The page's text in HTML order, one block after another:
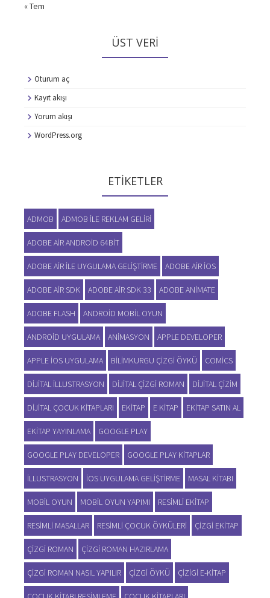
« Tem
ÜST VERI
Oturum aç
Kayıt akışı
Yorum akışı
WordPress.org
ETIKETLER
ADMOB ADMOB ILE REKLAM GELIRI
ADOBE AIR ANDROID 64BIT
ADOBE AIR ILE UYGULAMA GELIŞTIRME ADOBE AIR IOS
ADOBE AIR SDK ADOBE AIR SDK 33 ADOBE ANIMATE
ADOBE FLASH ANDROID MOBIL OYUN
ANDROID UYGULAMA ANIMASYON APPLE DEVELOPER
APPLE IOS UYGULAMA BILIMKURGU ÇIZGI ÖYKÜ COMICS
DIJITAL ILLUSTRASYON DIJITAL ÇIZGI ROMAN DIJITAL ÇIZIM
DIJITAL ÇOCUK KITAPLARI EKITAP E KITAP EKITAP SATIN AL
EKITAP YAYINLAMA GOOGLE PLAY
GOOGLE PLAY DEVELOPER GOOGLE PLAY KITAPLAR
ILLUSTRASYON IOS UYGULAMA GELIŞTIRME MASAL KITABI
MOBIL OYUN MOBIL OYUN YAPIMI RESIMLI EKITAP
RESIMLI MASALLAR RESIMLI ÇOCUK ÖYKÜLERI ÇIZGI EKITAP
ÇIZGI ROMAN ÇIZGI ROMAN HAZIRLAMA
ÇIZGI ROMAN NASIL YAPILIR ÇIZGI ÖYKÜ ÇIZIGI E-KITAP